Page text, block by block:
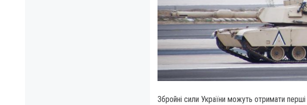
Збройні сили України можуть отримати